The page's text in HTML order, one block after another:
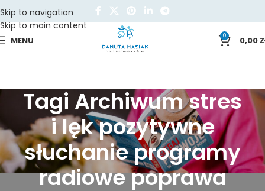
Skip to navigation
Skip to main content
MENU 0 0,00
Tagi Archiwum stres
i lęk pozytywne
słuchanie programy
radiowe poprawa